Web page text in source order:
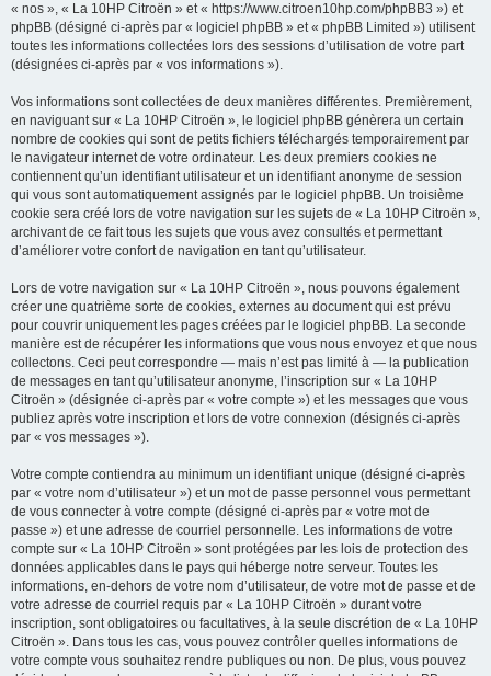
« nos », « La 10HP Citroën » et « https://www.citroen10hp.com/phpBB3 ») et
phpBB (désigné ci-après par « logiciel phpBB » et « phpBB Limited ») utilisent
toutes les informations collectées lors des sessions d’utilisation de votre part
(désignées ci-après par « vos informations »).
Vos informations sont collectées de deux manières différentes. Premièrement,
en naviguant sur « La 10HP Citroën », le logiciel phpBB génèrera un certain
nombre de cookies qui sont de petits fichiers téléchargés temporairement par
le navigateur internet de votre ordinateur. Les deux premiers cookies ne
contiennent qu’un identifiant utilisateur et un identifiant anonyme de session
qui vous sont automatiquement assignés par le logiciel phpBB. Un troisième
cookie sera créé lors de votre navigation sur les sujets de « La 10HP Citroën »,
archivant de ce fait tous les sujets que vous avez consultés et permettant
d’améliorer votre confort de navigation en tant qu’utilisateur.
Lors de votre navigation sur « La 10HP Citroën », nous pouvons également
créer une quatrième sorte de cookies, externes au document qui est prévu
pour couvrir uniquement les pages créées par le logiciel phpBB. La seconde
manière est de récupérer les informations que vous nous envoyez et que nous
collectons. Ceci peut correspondre — mais n’est pas limité à — la publication
de messages en tant qu’utilisateur anonyme, l’inscription sur « La 10HP
Citroën » (désignée ci-après par « votre compte ») et les messages que vous
publiez après votre inscription et lors de votre connexion (désignés ci-après
par « vos messages »).
Votre compte contiendra au minimum un identifiant unique (désigné ci-après
par « votre nom d’utilisateur ») et un mot de passe personnel vous permettant
de vous connecter à votre compte (désigné ci-après par « votre mot de
passe ») et une adresse de courriel personnelle. Les informations de votre
compte sur « La 10HP Citroën » sont protégées par les lois de protection des
données applicables dans le pays qui héberge notre serveur. Toutes les
informations, en-dehors de votre nom d’utilisateur, de votre mot de passe et de
votre adresse de courriel requis par « La 10HP Citroën » durant votre
inscription, sont obligatoires ou facultatives, à la seule discrétion de « La 10HP
Citroën ». Dans tous les cas, vous pouvez contrôler quelles informations de
votre compte vous souhaitez rendre publiques ou non. De plus, vous pouvez